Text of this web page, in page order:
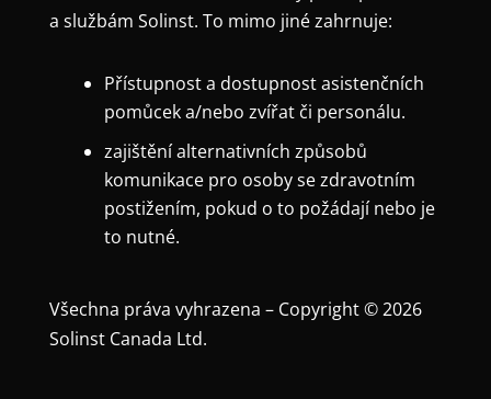
a službám Solinst. To mimo jiné zahrnuje:
Přístupnost a dostupnost asistenčních
pomůcek a/nebo zvířat či personálu.
zajištění alternativních způsobů
komunikace pro osoby se zdravotním
postižením, pokud o to požádají nebo je
to nutné.
Všechna práva vyhrazena – Copyright © 2026
Solinst Canada Ltd.